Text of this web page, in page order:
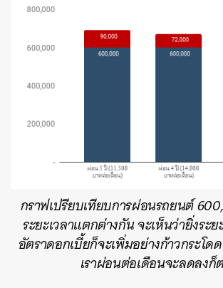
กราฟเปรียบเทียบการผ่อนรถยนต์
ระยะเวลาแตกต่างกัน จะเห็นว่ายิ่งระ
อัตราดอกเบี้ยก็จะเพิ่มอย่างก้าวกระโ
เราผ่อนต่อเดือนจะลดลงก็
ค้นหา
SHARE TWEET LINE